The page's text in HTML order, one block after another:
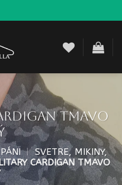
tmavo
| SVETRE, MIKINY,
CARDIGAN TMAVO